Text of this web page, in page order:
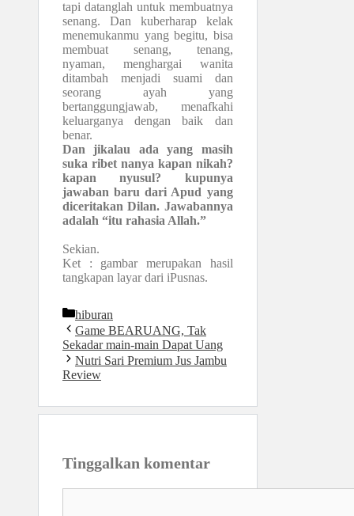
tapi datanglah untuk membuatnya
senang. Dan kuberharap kelak
menemukanmu yang begitu, bisa
membuat senang, tenang,
nyaman, menghargai wanita
ditambah menjadi suami dan
seorang ayah yang
bertanggungjawab, menafkahi
keluarganya dengan baik dan
benar.
Dan jikalau ada yang masih
suka ribet nanya kapan nikah?
kapan nyusul? kupunya
jawaban baru dari Apud yang
diceritakan Dilan. Jawabannya
adalah “itu rahasia Allah.”
Sekian.
Ket : gambar merupakan hasil
tangkapan layar dari iPusnas.
Kategori
hiburan
Game BEARUANG, Tak
Sekadar main-main Dapat Uang
Nutri Sari Premium Jus Jambu
Review
Tinggalkan komentar